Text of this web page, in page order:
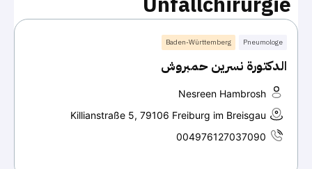
Pneumologe
Baden-Württemberg
الدكتورة نسرين حمبروش
Nesreen Hambrosh
Killianstraße 5, 79106 Freiburg im Breisgau
004976127037090